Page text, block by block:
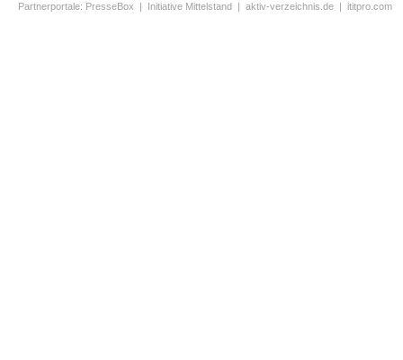
Partnerportale: PresseBox | Initiative Mittelstand | aktiv-verzeichnis.de | ititpro.com